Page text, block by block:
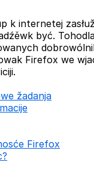
k internetej
być.
Firefox we
žadanja
Firefox